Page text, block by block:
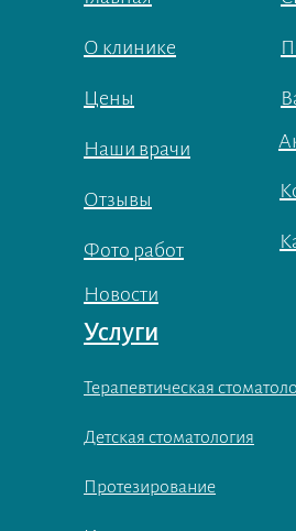
О клинике
Цены
Наши врачи
Отзывы
Фото работ
Услуги
Терапевтическая
Детская стоматология
Протезирование
Новости